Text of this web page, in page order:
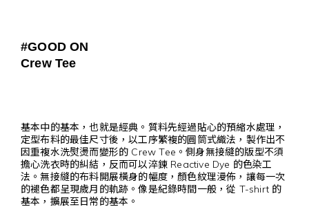
#GOOD ON
Crew Tee
基本中的基本，也就是經典。質料先經過貼心的預縮水處理，
定型布料的最佳尺寸後，以工序繁複的圓筒式織法，製作出不
因重複水洗熨燙而變形的 Crew Tee。側身無接縫的版型不須
擔心洗衣時的糾結，反而可以淬鍊 Reactive Dye 的色染工
法。無接縫的布料開展橫身的幅度，顏色紋理漫佈，讓每一次
的褪色都呈現歲月的軌跡。像是紀錄時間一般，從 T-shirt 的
基本，擴展至日常的基本。